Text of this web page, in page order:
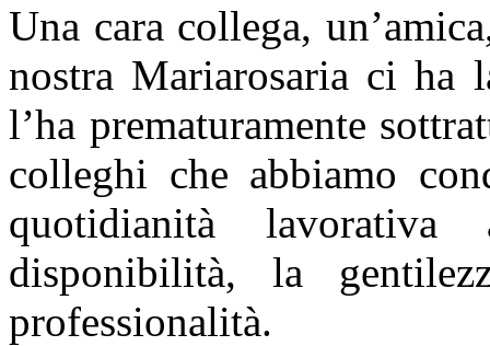
Una cara collega,
nostra Mariarosaria ci ha
l’ha prematuramente
colleghi che abbiamo
quotidianità lavorativa
disponibilità, la
professionalità.